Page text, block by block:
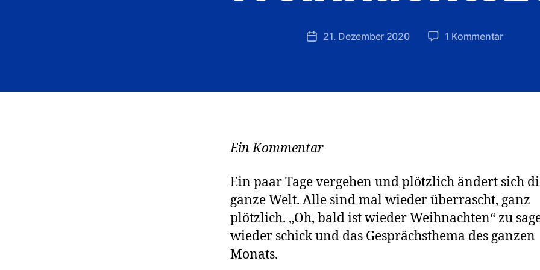
Beitragsautor
d
a
Veröffentlichungsdatum
21. Dezember 2020 1 Kommentarzu
Ein Kommentar
Ein paar Tage vergehen und plötzlich ändert sich
ganze Welt. Alle sind mal wieder überrascht, ganz
plötzlich. „Oh, bald ist wieder Weihnachten“ zu
wieder schick und das Gesprächsthema des ganzen
Monats.